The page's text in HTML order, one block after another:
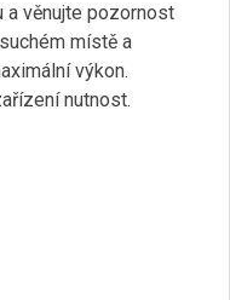
a věnujte pozornost
místě a
výkon.
nutnost.